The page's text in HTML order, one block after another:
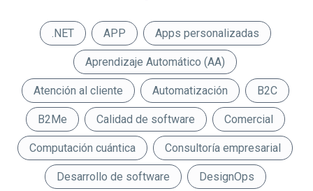
.NET APP Apps personalizadas
Aprendizaje Automático (AA)
Atención al cliente Automatización B2C
B2Me Calidad de software Comercial
Computación cuántica Consultoría empresarial
Desarrollo de software DesignOps